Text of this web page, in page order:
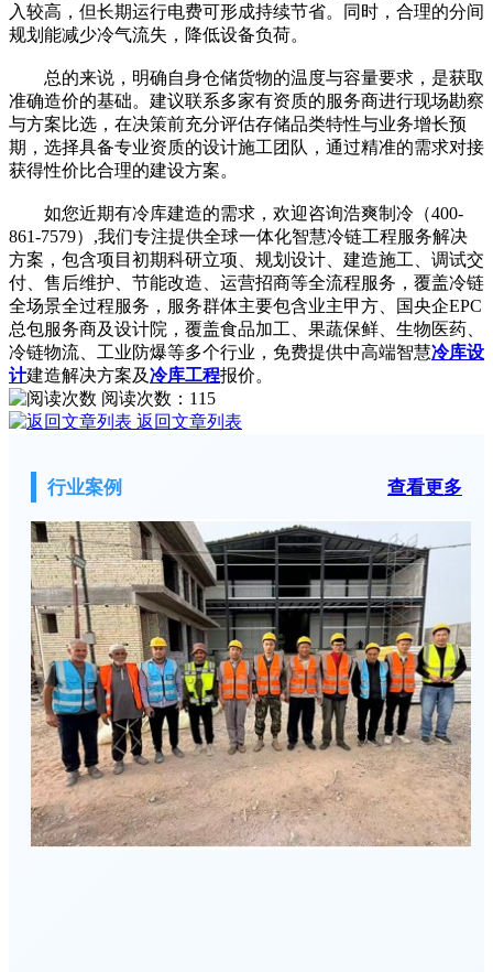
入较高，但长期运行电费可形成持续节省。同时，合理的分间
规划能减少冷气流失，降低设备负荷。
总的来说，明确自身仓储货物的温度与容量要求，是获取
准确造价的基础。建议联系多家有资质的服务商进行现场勘察
与方案比选，在决策前充分评估存储品类特性与业务增长预
期，选择具备专业资质的设计施工团队，通过精准的需求对接
获得性价比合理的建设方案。
如您近期有冷库建造的需求，欢迎咨询浩爽制冷（400-
861-7579）,我们专注提供全球一体化智慧冷链工程服务解决
方案，包含项目初期科研立项、规划设计、建造施工、调试交
付、售后维护、节能改造、运营招商等全流程服务，覆盖冷链
全场景全过程服务，服务群体主要包含业主甲方、国央企EPC
总包服务商及设计院，覆盖食品加工、果蔬保鲜、生物医药、
冷链物流、工业防爆等多个行业，免费提供中高端智慧冷库设
计建造解决方案及冷库工程报价。
阅读次数： 115
返回文章列表
行业案例 查看更多